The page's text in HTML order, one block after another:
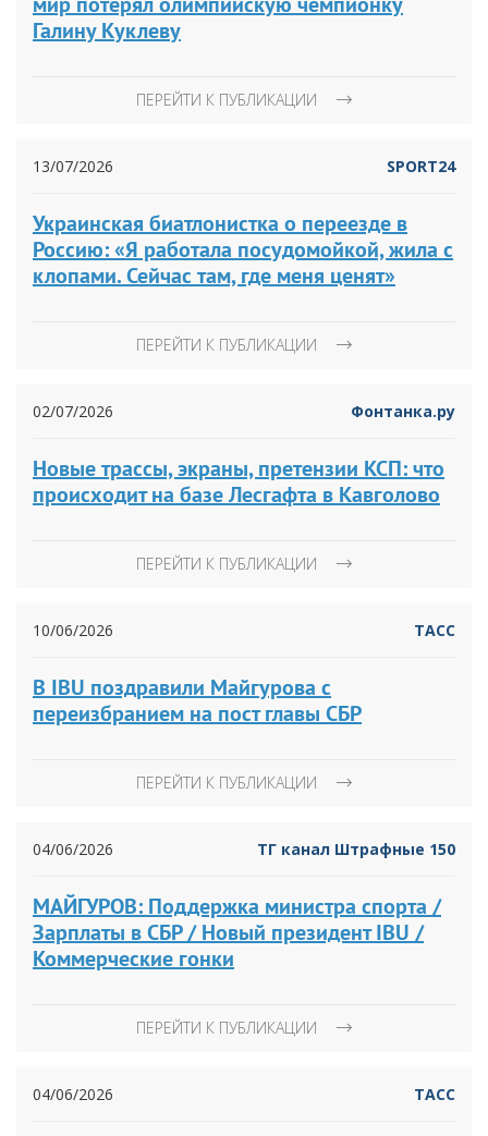
Галину Куклеву
ПЕРЕЙТИ К ПУБЛИКАЦИИ
13/07/2026 SPORT24
Украинская биатлонистка о переезде в
Россию: «Я работала посудомойкой, жила с
клопами. Сейчас там, где меня ценят»
ПЕРЕЙТИ К ПУБЛИКАЦИИ
02/07/2026 Фонтанка.ру
Новые трассы, экраны, претензии КСП: что
происходит на базе Лесгафта в Кавголово
ПЕРЕЙТИ К ПУБЛИКАЦИИ
10/06/2026 ТАСС
В IBU поздравили Майгурова с
переизбранием на пост главы СБР
ПЕРЕЙТИ К ПУБЛИКАЦИИ
04/06/2026 ТГ канал Штрафные 150
МАЙГУРОВ: Поддержка министра спорта /
Зарплаты в СБР / Новый президент IBU /
Коммерческие гонки
ПЕРЕЙТИ К ПУБЛИКАЦИИ
04/06/2026 ТАСС